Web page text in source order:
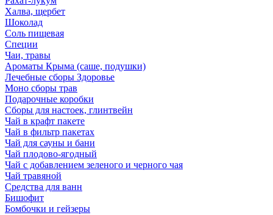
Халва, щербет
Шоколад
Соль пищевая
Специи
Чаи, травы
Ароматы Крыма (саше, подушки)
Лечебные сборы Здоровье
Моно сборы трав
Подарочные коробки
Сборы для настоек, глинтвейн
Чай в крафт пакете
Чай в фильтр пакетах
Чай для сауны и бани
Чай плодово-ягодный
Чай с добавлением зеленого и черного чая
Чай травяной
Средства для ванн
Бишофит
Бомбочки и гейзеры